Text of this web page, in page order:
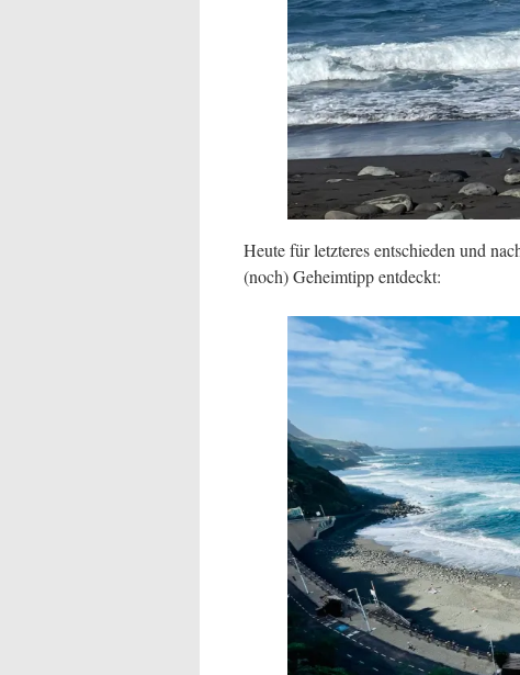
Heute für letzteres entschieden und
(noch) Geheimtipp entdeckt: